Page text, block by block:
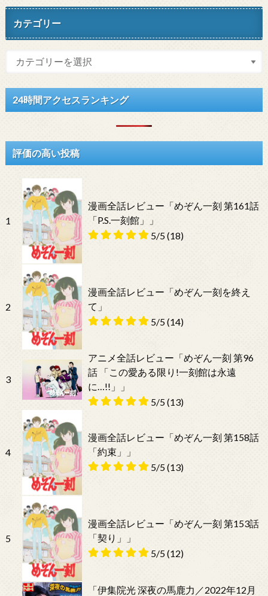
カテゴリー
24時間アクセスランキング
評価の高い投稿
1
漫画全話レビュー「めぞん一刻 第161話
「P.S.一刻館」」
5/5(18)
2
漫画全話レビュー「めぞん一刻を終え
て」
5/5(14)
3
アニメ全話レビュー「めぞん一刻 第96
話 「この愛ある限り!一刻館は永遠
に…!!」」
5/5(13)
4
漫画全話レビュー「めぞん一刻 第158話
「約束」」
5/5(13)
5
漫画全話レビュー「めぞん一刻 第153話
「契り」」
5/5(12)
「伊集院光 深夜の馬鹿力／2022年12月